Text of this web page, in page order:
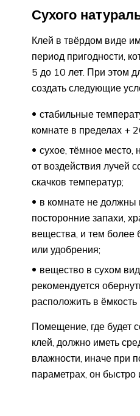
Сухого
Клей в твёрдом виде
период пригодности,
5 до 10 лет. При этом
создать следующие
стабильные
комнате в пределах +
сухое, тёмное
от воздействия лучей
скачков температур;
в комнате не должны
посторонние запахи,
вещества, и тем более
или удобрения;
вещество в сухом
рекомендуется
расположить в
Помещение, где будет
клей, должно иметь
влажности, иначе при
параметрах, он быстро